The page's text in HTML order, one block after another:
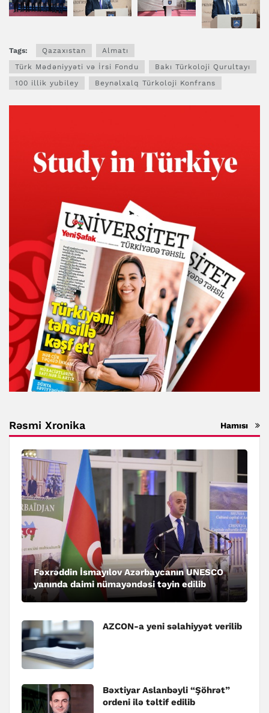
Tags: Qazaxıstan
Almatı
Türk Mədəniyyəti və İrsi Fondu
Bakı Türkoloji Qurultayı
100 illik yubiley
Beynəlxalq Türkoloji Konfrans
Rəsmi Xronika Hamısı
Fəxrəddin İsmayılov Azərbaycanın UNESCO
yanında daimi nümayəndəsi təyin edilib
AZCON-a yeni səlahiyyət verilib
Bəxtiyar Aslanbəyli “Şöhrət”
ordeni ilə təltif edilib